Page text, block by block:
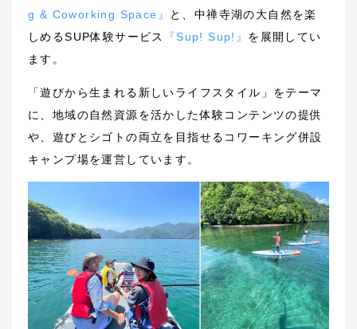
g & Coworking Space』
と、中禅寺湖の大自然を楽
しめるSUP体験サービス
『Sup! Sup!』 を展開してい
ます。
「遊びから生まれる新しいライフスタイル」をテーマ
に、地域の自然資源を活かした体験コンテンツの提供
や、遊びとシゴトの両立を目指せるコワーキング併設
キャンプ場を運営しています。